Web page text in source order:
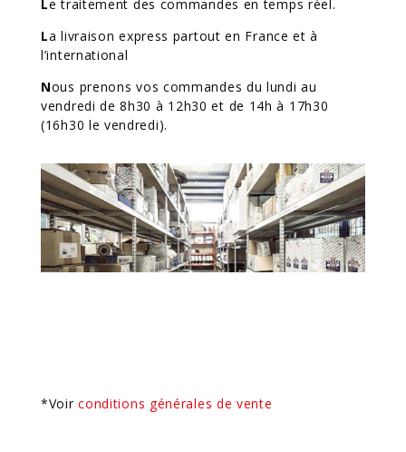
Le traitement des commandes en temps réel.
La livraison express partout en France et à
l’international
Nous prenons vos commandes du lundi au
vendredi de 8h30 à 12h30 et de 14h à 17h30
(16h30 le vendredi).
*Voirconditions générales de vente